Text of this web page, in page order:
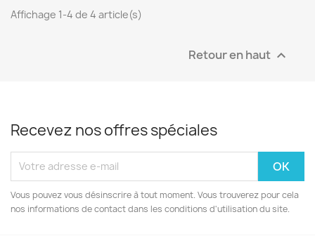
Affichage 1-4 de 4 article(s)
Retour en haut 
Recevez nos offres spéciales
Vous pouvez vous désinscrire à tout moment. Vous trouverez pour cela
nos informations de contact dans les conditions d'utilisation du site.